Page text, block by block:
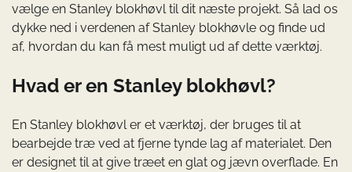
vælge en Stanley blokhøvl til dit næste projekt. Så lad os
dykke ned i verdenen af ​​Stanley blokhøvle og finde ud
af, hvordan du kan få mest muligt ud af dette værktøj.
Hvad er en Stanley blokhøvl?
En Stanley blokhøvl er et værktøj, der bruges til at
bearbejde træ ved at fjerne tynde lag af materialet. Den
er designet til at give træet en glat og jævn overflade. En